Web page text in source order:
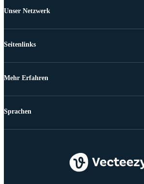
Unser Netzwerk
Seitenlinks
Mehr Erfahren
Sprachen